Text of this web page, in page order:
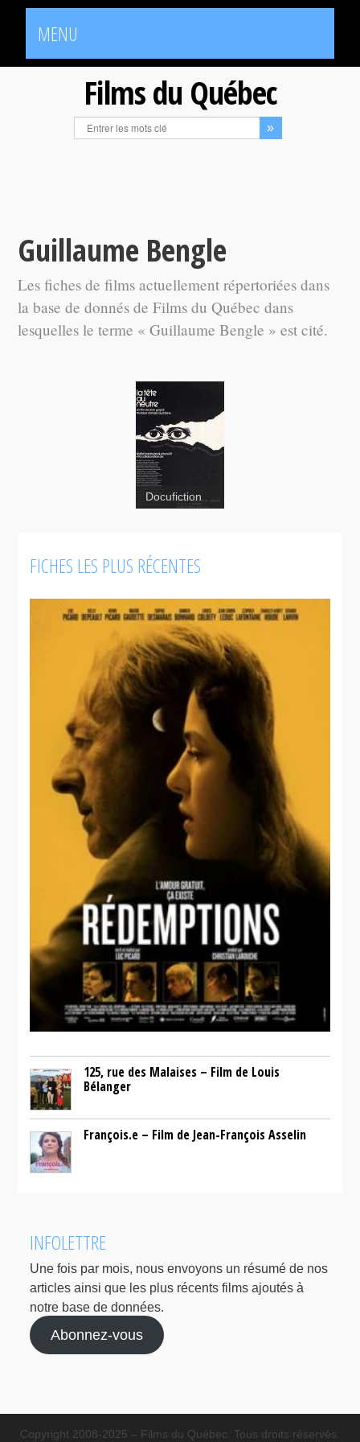
MENU
Films du Québec
Guillaume Bengle
Les fiches de films actuellement répertoriées dans
la base de donnés de Films du Québec dans
lesquelles le terme « Guillaume Bengle » est cité.
Tête au
Docufiction
FICHES LES PLUS RÉCENTES
125, rue des Malaises – Film de Louis
Bélanger
François.e – Film de Jean-François Asselin
INFOLETTRE
Une fois par mois, nous envoyons un résumé de nos
articles ainsi que les plus récents films ajoutés à
notre base de données.
Abonnez-vous
Copyright 2008-2025 – Films du Québec. Tous droits réservés.